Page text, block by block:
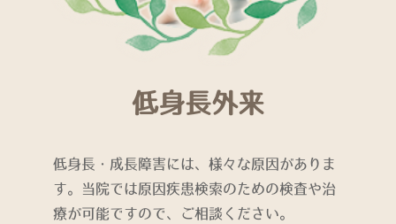
低身長外来
低身長・成長障害には、様々な原因がありま
す。当院では原因疾患検索のための検査や治
療が可能ですので、ご相談ください。